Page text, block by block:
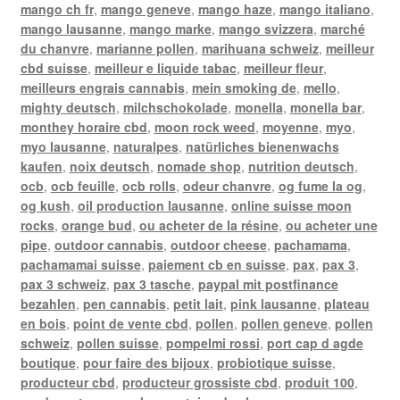
mango ch fr, mango geneve, mango haze, mango italiano,
mango lausanne, mango marke, mango svizzera, marché
du chanvre, marianne pollen, marihuana schweiz, meilleur
cbd suisse, meilleur e liquide tabac, meilleur fleur,
meilleurs engrais cannabis, mein smoking de, mello,
mighty deutsch, milchschokolade, monella, monella bar,
monthey horaire cbd, moon rock weed, moyenne, myo,
myo lausanne, naturalpes, natürliches bienenwachs
kaufen, noix deutsch, nomade shop, nutrition deutsch,
ocb, ocb feuille, ocb rolls, odeur chanvre, og fume la og,
og kush, oil production lausanne, online suisse moon
rocks, orange bud, ou acheter de la résine, ou acheter une
pipe, outdoor cannabis, outdoor cheese, pachamama,
pachamamai suisse, paiement cb en suisse, pax, pax 3,
pax 3 schweiz, pax 3 tasche, paypal mit postfinance
bezahlen, pen cannabis, petit lait, pink lausanne, plateau
en bois, point de vente cbd, pollen, pollen geneve, pollen
schweiz, pollen suisse, pompelmi rossi, port cap d agde
boutique, pour faire des bijoux, probiotique suisse,
producteur cbd, producteur grossiste cbd, produit 100,